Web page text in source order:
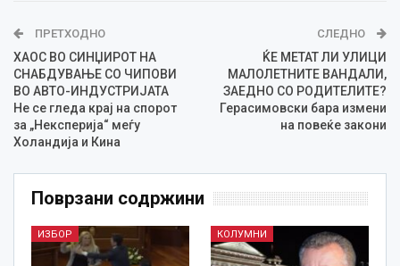
ПРЕТХОДНО
ХАОС ВО СИНЏИРОТ НА
СНАБДУВАЊЕ СО ЧИПОВИ
ВО АВТО-ИНДУСТРИЈАТА
Не се гледа крај на спорот
за „Нексперија“ меѓу
Холандија и Кина
СЛЕДНО
ЌЕ МЕТАТ ЛИ УЛИЦИ
МАЛОЛЕТНИТЕ ВАНДАЛИ,
ЗАЕДНО СО РОДИТЕЛИТЕ?
Герасимовски бара измени
на повеќе закони
Поврзани содржини
ИЗБОР КОЛУМНИ